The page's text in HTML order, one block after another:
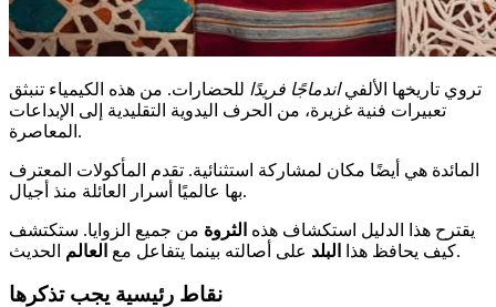
تروي تاريخها الألفياندماجًا فريدًا للحضارات. من هذه الكيمياء تنبثق
تعبيرات فنية غزيرة، من الحرف اليدوية التقليدية إلى الإبداعات
المعاصرة.
المائدة هي أيضًا مكان لمشاركة استثنائية. تقدم المأكولات المعترف
بها عالميًا أسرار العائلة منذ أجيال.
يقترح هذا الدليل استكشاف هذه الثروة من جميع الزوايا. ستكتشف
كيف يحافظ هذا
البلد على أصالته بينما يتفاعل مع العالم الحديث.
نقاط رئيسية يجب تذكرها